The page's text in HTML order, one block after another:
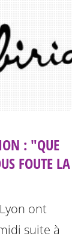
: "QUE
FOUTE LA
ont
suite à